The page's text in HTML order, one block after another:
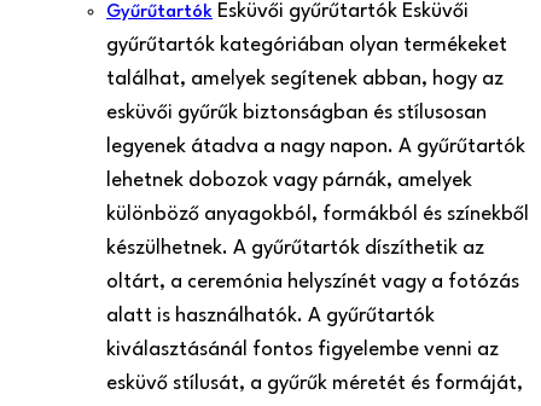
Gyűrűtartók Esküvői gyűrűtartók Esküvői
gyűrűtartók kategóriában olyan termékeket
találhat, amelyek segítenek abban, hogy az
esküvői gyűrűk biztonságban és stílusosan
legyenek átadva a nagy napon. A gyűrűtartók
lehetnek dobozok vagy párnák, amelyek
különböző anyagokból, formákból és színekből
készülhetnek. A gyűrűtartók díszíthetik az
oltárt, a ceremónia helyszínét vagy a fotózás
alatt is használhatók. A gyűrűtartók
kiválasztásánál fontos figyelembe venni az
esküvő stílusát, a gyűrűk méretét és formáját,